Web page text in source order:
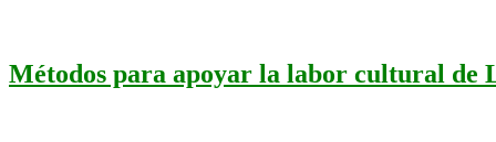
Métodos para apoyar la labor cultural de